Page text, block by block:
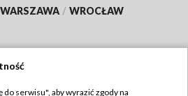
WARSZAWA / WROCŁAW
serwisu", aby wyrazić zgody na